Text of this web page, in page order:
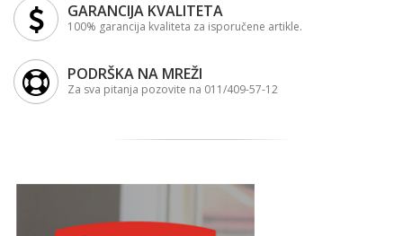
GARANCIJA KVALITETA
100% garancija kvaliteta za isporučene artikle.
PODRŠKA NA MREŽI
Za sva pitanja pozovite na 011/409-57-12